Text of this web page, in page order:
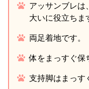
アッサンブレは
大いに役立ちま
両足着地です。
体をまっすぐ保
支持脚はまっす